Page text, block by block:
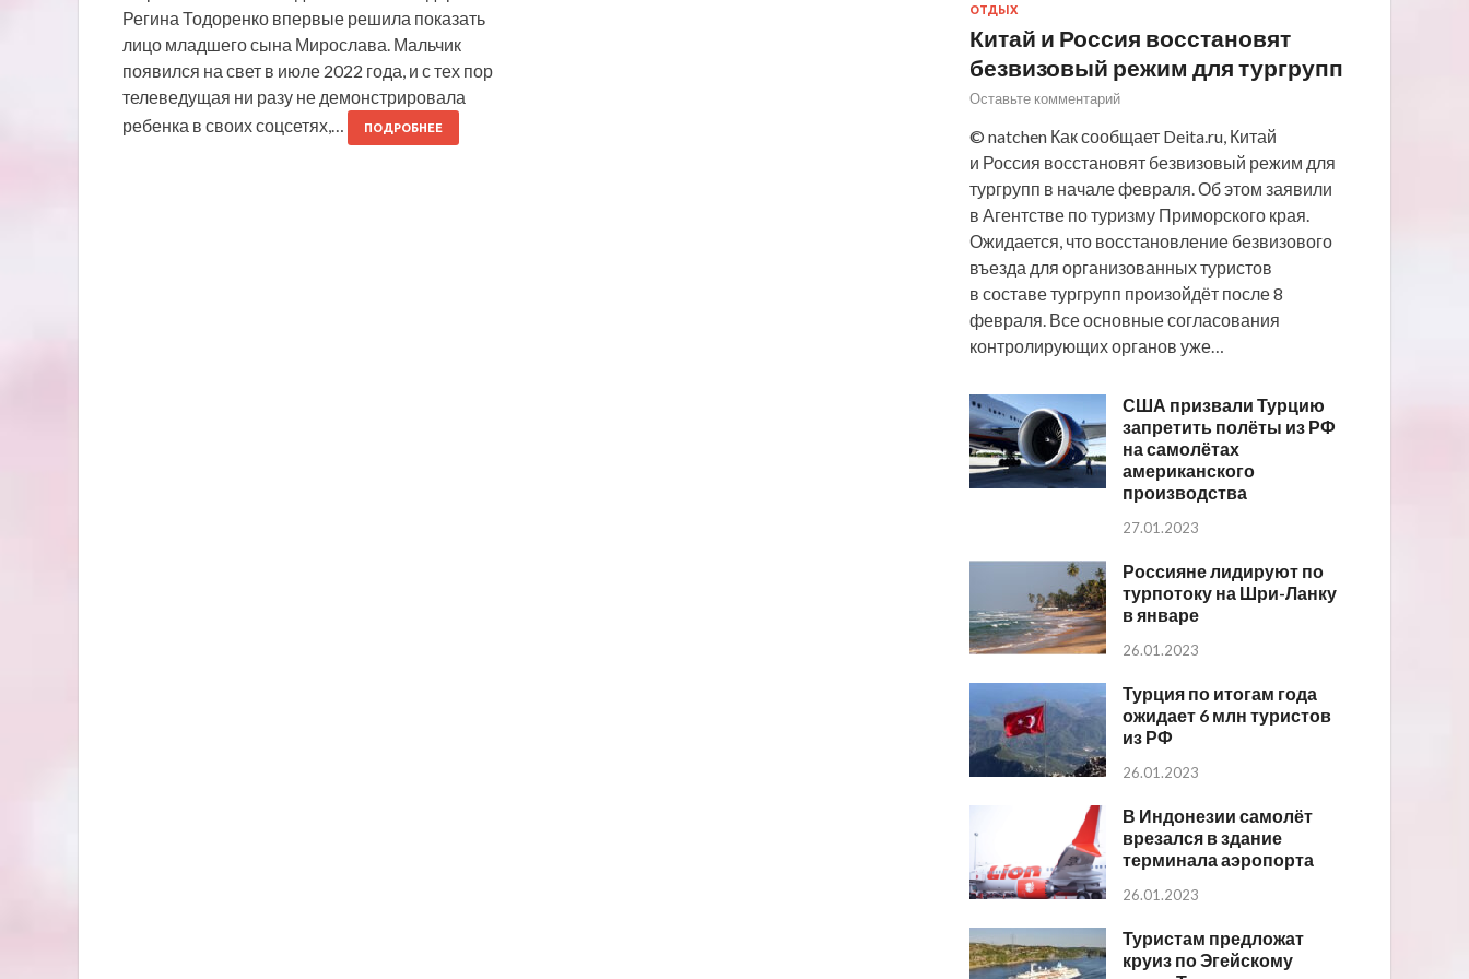
Регина Тодоренко впервые решила показать
лицо младшего сына Мирослава. Мальчик
появился на свет в июле 2022 года, и с тех пор
телеведущая ни разу не демонстрировала
ребенка в своих соцсетях,…
ПОДРОБНЕЕ
ОТДЫХ
Китай и Россия восстановят
безвизовый режим для тургрупп
Оставьте комментарий
© natchen Как сообщает Deita.ru, Китай
и Россия восстановят безвизовый режим для
тургрупп в начале февраля. Об этом заявили
в Агентстве по туризму Приморского края.
Ожидается, что восстановление безвизового
въезда для организованных туристов
в составе тургрупп произойдёт после 8
февраля. Все основные согласования
контролирующих органов уже…
США призвали Турцию
запретить полёты из РФ
на самолётах
американского
производства
27.01.2023
Россияне лидируют по
турпотоку на Шри-Ланку
в январе
26.01.2023
Турция по итогам года
ожидает 6 млн туристов
из РФ
26.01.2023
В Индонезии самолёт
врезался в здание
терминала аэропорта
26.01.2023
Туристам предложат
круиз по Эгейскому